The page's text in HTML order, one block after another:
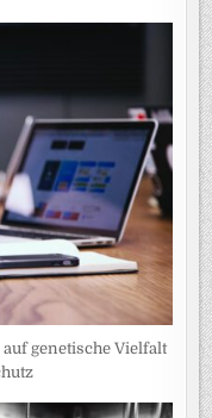
genetische Vielfalt